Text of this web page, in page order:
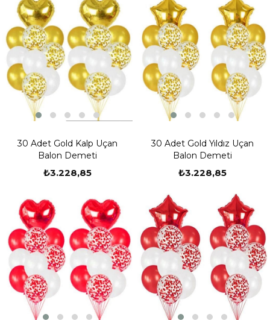
30 Adet Gold Kalp Uçan
Balon Demeti
₺3.228,85
30 Adet Gold Yıldız Uçan
Balon Demeti
₺3.228,85